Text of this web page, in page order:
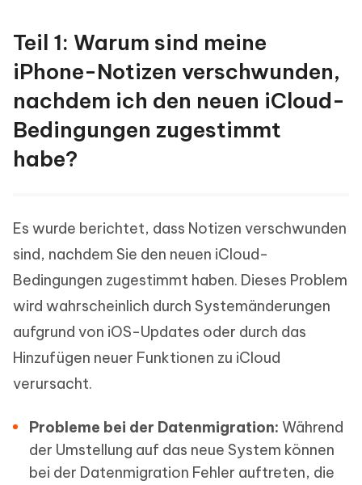
Teil 1: Warum sind meine
iPhone-Notizen verschwunden,
nachdem ich den neuen iCloud-
Bedingungen zugestimmt
habe?
Es wurde berichtet, dass Notizen verschwunden
sind, nachdem Sie den neuen iCloud-
Bedingungen zugestimmt haben. Dieses Problem
wird wahrscheinlich durch Systemänderungen
aufgrund von iOS-Updates oder durch das
Hinzufügen neuer Funktionen zu iCloud
verursacht.
Probleme bei der Datenmigration: Während
der Umstellung auf das neue System können
bei der Datenmigration Fehler auftreten, die